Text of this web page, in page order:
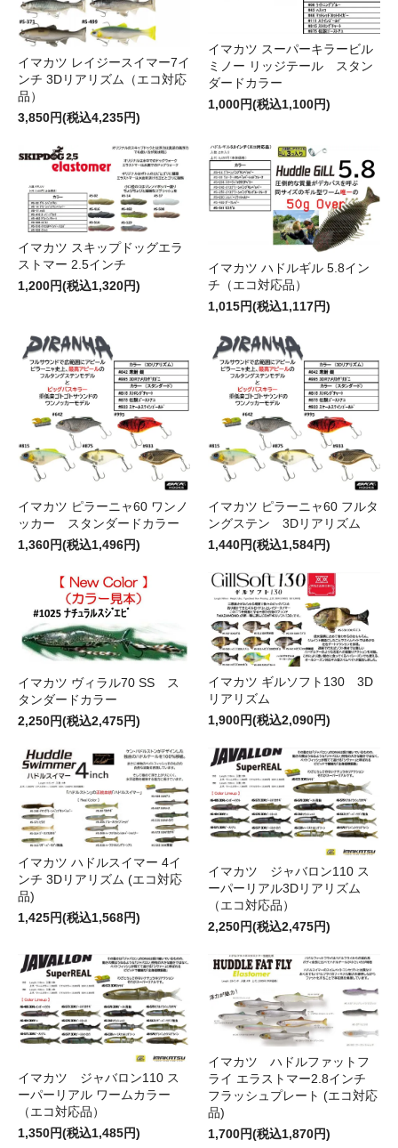
イマカツ レイジースイマー7イ
ンチ 3Dリアリズム（エコ対応
品）
3,850円(税込4,235円)
イマカツ スーパーキラービル
ミノー リッジテール スタン
ダードカラー
1,000円(税込1,100円)
イマカツ スキップドッグエラ
ストマー 2.5インチ
1,200円(税込1,320円)
イマカツ ハドルギル 5.8イン
チ（エコ対応品）
1,015円(税込1,117円)
イマカツ ピラーニャ60 ワンノ
ッカー スタンダードカラー
1,360円(税込1,496円)
イマカツ ピラーニャ60 フルタ
ングステン 3Dリアリズム
1,440円(税込1,584円)
イマカツ ヴィラル70 SS ス
タンダードカラー
2,250円(税込2,475円)
イマカツ ギルソフト130 3D
リアリズム
1,900円(税込2,090円)
イマカツ ハドルスイマー 4イ
ンチ 3Dリアリズム (エコ対応
品)
1,425円(税込1,568円)
イマカツ ジャバロン110 ス
ーパーリアル3Dリアリズム
（エコ対応品）
2,250円(税込2,475円)
イマカツ ジャバロン110 ス
ーパーリアル ワームカラー
（エコ対応品）
1,350円(税込1,485円)
イマカツ ハドルファットフ
ライ エラストマー2.8インチ
フラッシュプレート (エコ対応
品)
1,700円(税込1,870円)